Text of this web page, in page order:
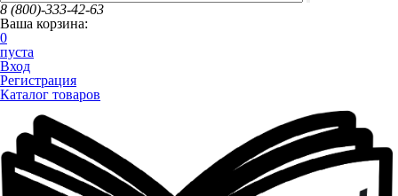
8 (800)-333-42-63
Ваша корзина:
0
пуста
Вход
Регистрация
Каталог товаров